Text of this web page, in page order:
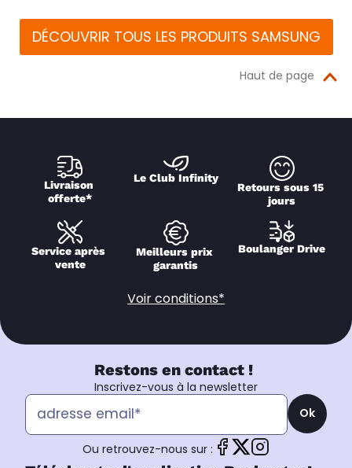
DÉCOUVRIR TOUS LES PRODUITS SAMSUNG
Haut de page
Livraison
offerte*
Le Club Infinity
Retours sous 15
jours
Service après
vente
Meilleurs prix
garantis
Boulanger Drive
Voir conditions*
Restons en contact !
Inscrivez-vous à la newsletter
Ok
Ou retrouvez-nous sur :